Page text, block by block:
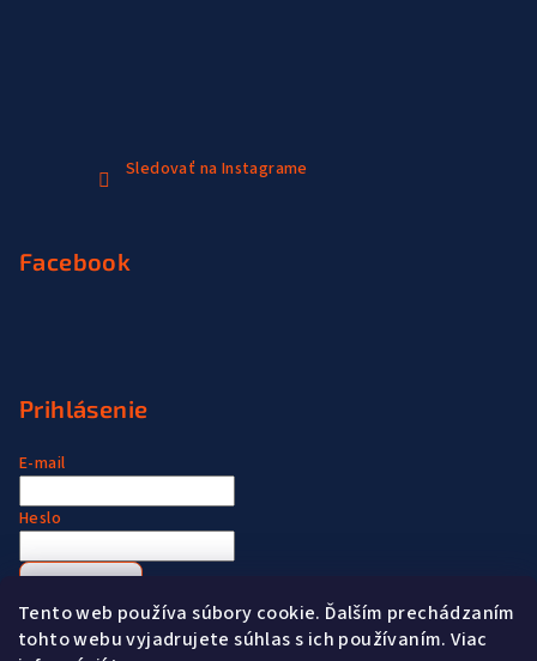
Tento web používa súbory cookie. Ďalším prechádzaním
tohto webu vyjadrujete súhlas s ich používaním. Viac
Sledovať na Instagrame
Facebook
Prihlásenie
E-mail
Heslo
Nová registráciaZabudnuté heslo